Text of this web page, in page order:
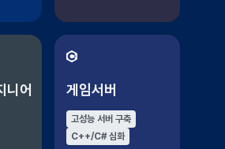
니어 게임서버
고성능 서버 구축
C++/C# 심화